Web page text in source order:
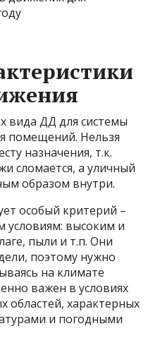
вида ДД для системы
помещений. Нельзя
назначения, т.к.
сломается, а уличный
образом внутри.
особый критерий –
условиям: высоким и
пыли и т.п. Они
поэтому нужно
на климате
важен в условиях
областей, характерных
и погодными